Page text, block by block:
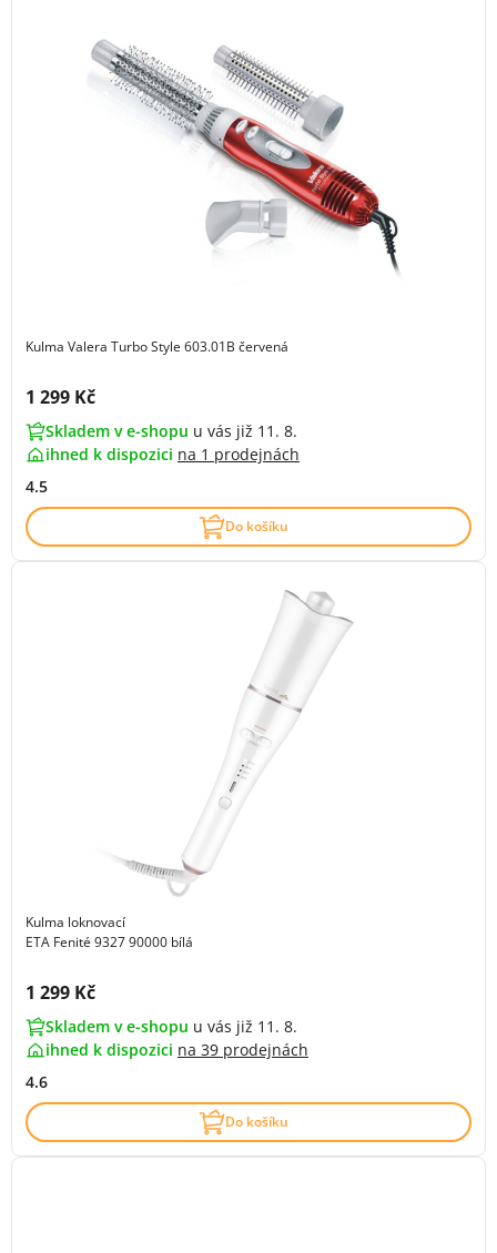
Kulma Valera Turbo Style 603.01B červená
Cena s DPH:
1 299 Kč
Skladem v e-shopu u vás již 11. 8.
ihned k dispozici na 1 prodejnách
4.5
Do košíku
Kulma loknovací
ETA Fenité 9327 90000 bílá
Cena s DPH:
1 299 Kč
Skladem v e-shopu u vás již 11. 8.
ihned k dispozici na 39 prodejnách
4.6
Do košíku